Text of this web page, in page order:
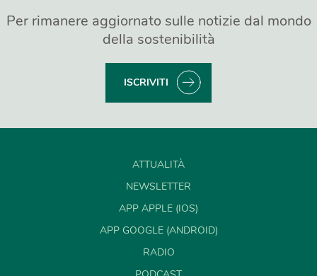
Per rimanere aggiornato sulle notizie dal mondo
della sostenibilità
ISCRIVITI
ATTUALITÀ
NEWSLETTER
APP APPLE (IOS)
APP GOOGLE (ANDROID)
RADIO